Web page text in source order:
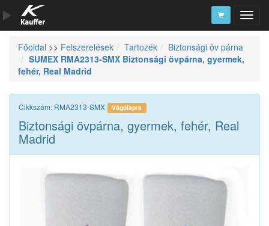
Szerszámkatalógus
Kosár
Alkatrészek
Főoldal >> Felszerelések Tartozék
Biztonsági öv párna
SUMEX RMA2313-SMX Biztonsági övpárna, gyermek,
fehér, Real Madrid
Cikkszám: RMA2313-SMX Vágólapra
Biztonsági övpárna, gyermek, fehér, Real
Madrid